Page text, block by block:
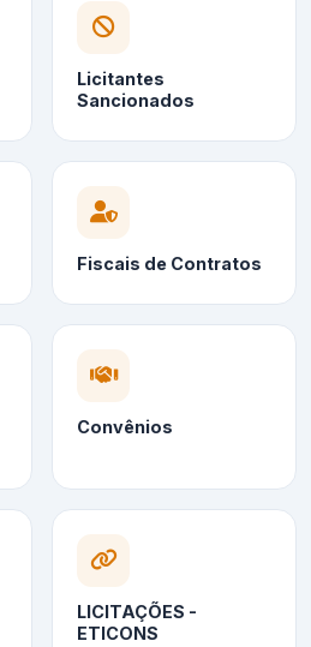
Licitantes
Sancionados
Fiscais de Contratos
Convênios
LICITAÇÕES -
ETICONS